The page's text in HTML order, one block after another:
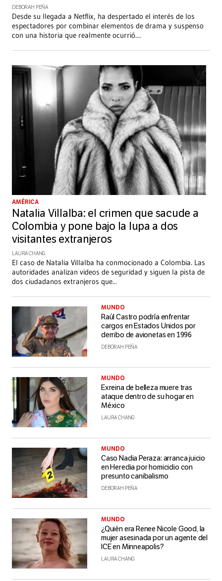
DEBORAH PEÑA
Desde su llegada a Netflix, ha despertado el interés de los
espectadores por combinar elementos de drama y suspenso
con una historia que realmente ocurrió....
AMÉRICA
Natalia Villalba: el crimen que sacude a
Colombia y pone bajo la lupa a dos
visitantes extranjeros
LAURA CHANG
El caso de Natalia Villalba ha conmocionado a Colombia. Las
autoridades analizan videos de seguridad y siguen la pista de
dos ciudadanos extranjeros que...
MUNDO
Raúl Castro podría enfrentar
cargos en Estados Unidos por
derribo de avionetas en 1996
DEBORAH PEÑA
MUNDO
Exreina de belleza muere tras
ataque dentro de su hogar en
México
LAURA CHANG
MUNDO
Caso Nadia Peraza: arranca juicio
en Heredia por homicidio con
presunto canibalismo
DEBORAH PEÑA
MUNDO
¿Quién era Renee Nicole Good, la
mujer asesinada por un agente del
ICE en Minneapolis?
LAURA CHANG